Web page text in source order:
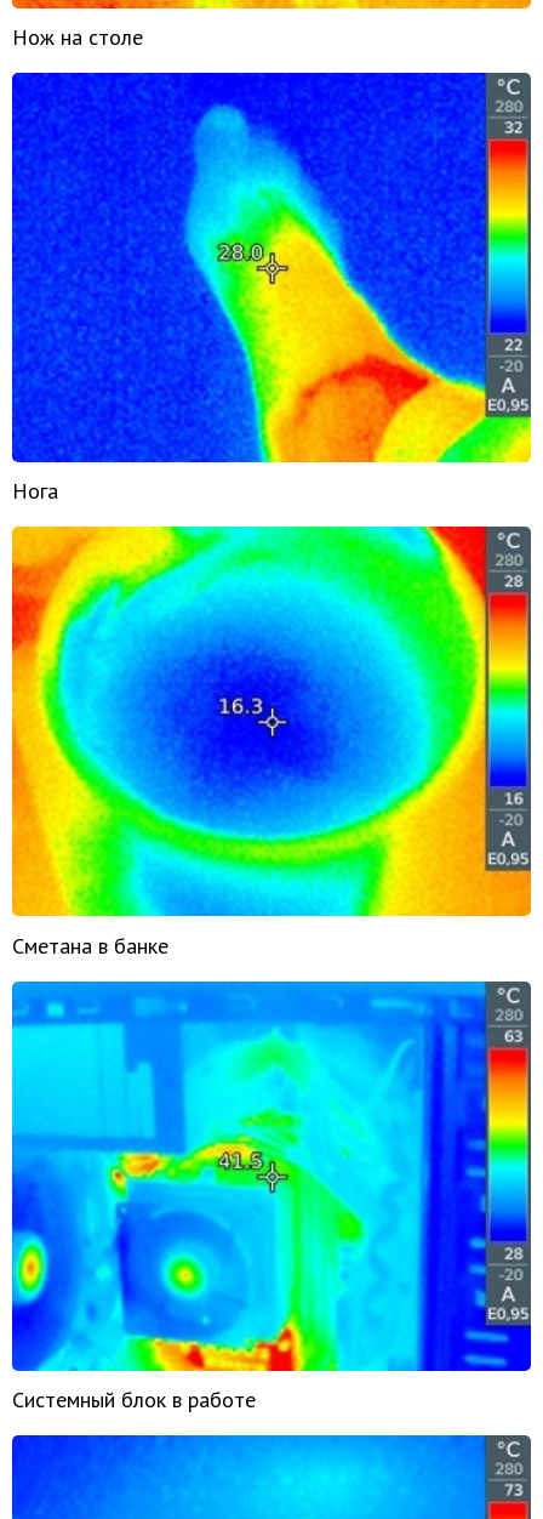
Нож на столе
Нога
Сметана в банке
Системный блок в работе